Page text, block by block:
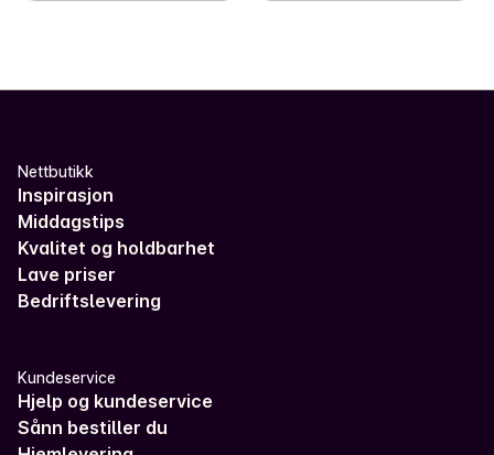
Nettbutikk
Inspirasjon
Middagstips
Kvalitet og holdbarhet
Lave priser
Bedriftslevering
Kundeservice
Hjelp og kundeservice
Sånn bestiller du